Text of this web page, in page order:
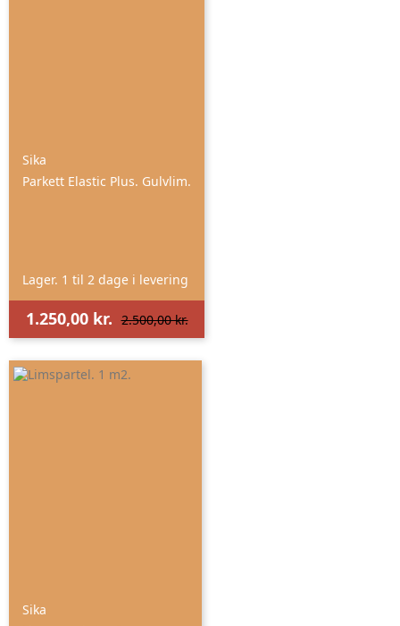
Sika
Parkett Elastic Plus. Gulvlim.
Lager. 1 til 2 dage i levering
1.250,00 kr. 2.500,00 kr.
Sika